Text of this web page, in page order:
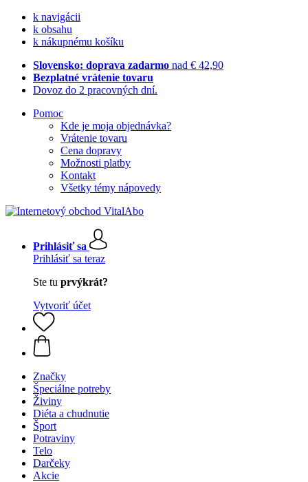
k navigácii
k obsahu
k nákupnému košíku
Slovensko: doprava zadarmo nad € 42,90
Bezplatné vrátenie tovaru
Dovoz do 2 pracovných dní.
Pomoc
Kde je moja objednávka?
Vrátenie tovaru
Cena dopravy
Možnosti platby
Kontakt
Všetky témy nápovedy
Prihlásiť sa
Prihlásiť sa teraz
Ste tu prvýkrát?
Vytvoriť účet
Značky
Špeciálne potreby
Živiny
Diéta a chudnutie
Šport
Potraviny
Telo
Darčeky
Akcie